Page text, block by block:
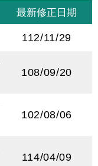
112/11/29
108/09/20
102/08/06
114/04/09